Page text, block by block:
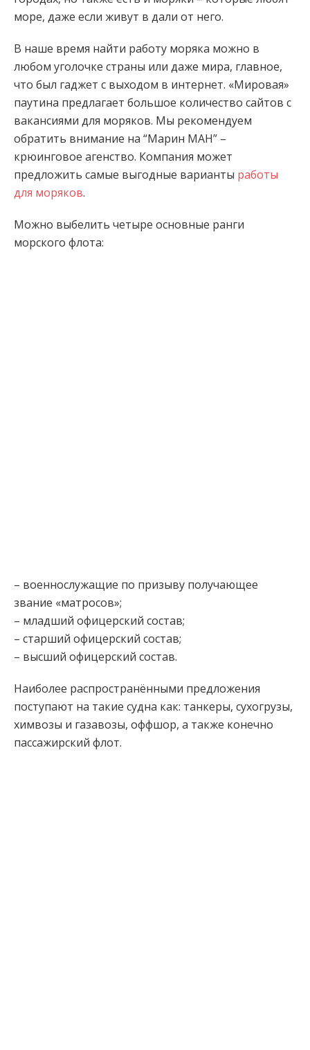
море, даже если живут в дали от него.
В наше время найти работу моряка можно в
любом уголочке страны или даже мира, главное,
что был гаджет с выходом в интернет. «Мировая»
паутина предлагает большое количество сайтов с
вакансиями для моряков. Мы рекомендуем
обратить внимание на “Марин МАН” –
крюинговое агенство. Компания может
предложить самые выгодные варианты работы
для моряков.
Можно выбелить четыре основные ранги
морского флота:
– военнослужащие по призыву получающее
звание «матросов»;
– младший офицерский состав;
– старший офицерский состав;
– высший офицерский состав.
Наиболее распространёнными предложения
поступают на такие судна как: танкеры, сухогрузы,
химвозы и газавозы, оффшор, а также конечно
пассажирский флот.